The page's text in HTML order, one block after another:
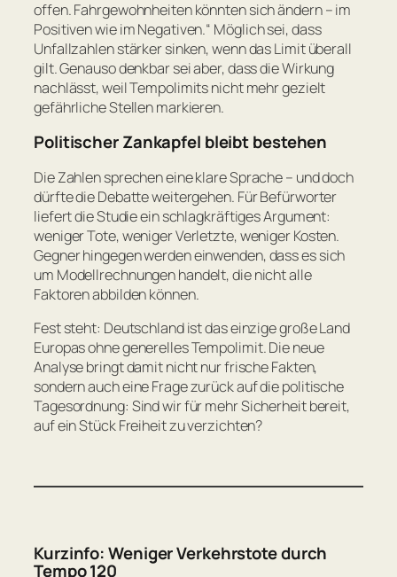
offen. Fahrgewohnheiten könnten sich ändern – im
Positiven wie im Negativen.“ Möglich sei, dass
Unfallzahlen stärker sinken, wenn das Limit überall
gilt. Genauso denkbar sei aber, dass die Wirkung
nachlässt, weil Tempolimits nicht mehr gezielt
gefährliche Stellen markieren.
Politischer Zankapfel bleibt bestehen
Die Zahlen sprechen eine klare Sprache – und doch
dürfte die Debatte weitergehen. Für Befürworter
liefert die Studie ein schlagkräftiges Argument:
weniger Tote, weniger Verletzte, weniger Kosten.
Gegner hingegen werden einwenden, dass es sich
um Modellrechnungen handelt, die nicht alle
Faktoren abbilden können.
Fest steht: Deutschland ist das einzige große Land
Europas ohne generelles Tempolimit. Die neue
Analyse bringt damit nicht nur frische Fakten,
sondern auch eine Frage zurück auf die politische
Tagesordnung: Sind wir für mehr Sicherheit bereit,
auf ein Stück Freiheit zu verzichten?
Kurzinfo: Weniger Verkehrstote durch
Tempo 120